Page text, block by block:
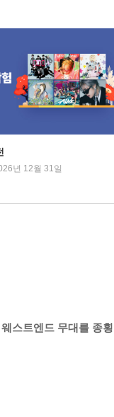
년 12월 31일
스트엔드 무대를 종